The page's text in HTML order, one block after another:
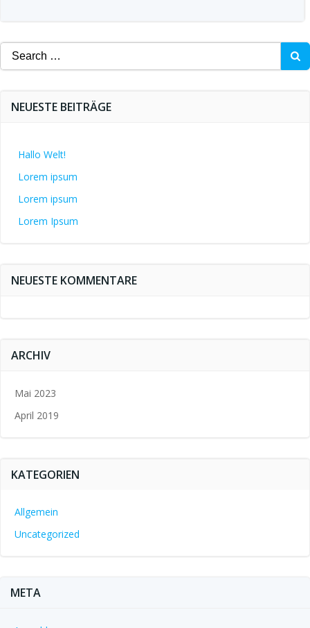
Search
for:
NEUESTE BEITRÄGE
Hallo Welt!
Lorem ipsum
Lorem ipsum
Lorem Ipsum
NEUESTE KOMMENTARE
ARCHIV
Mai 2023
April 2019
KATEGORIEN
Allgemein
Uncategorized
META